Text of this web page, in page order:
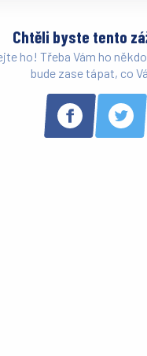
Chtěli byste tento
ho! Třeba Vám ho
bude zase tápat, co